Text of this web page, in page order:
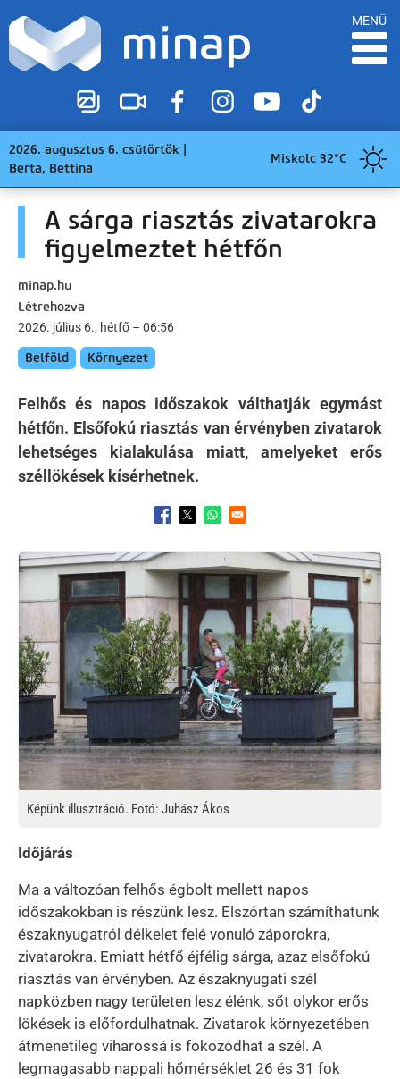
MENÜ
2026. augusztus 6. csütörtök |
Berta, Bettina
Miskolc 32°C
A sárga riasztás zivatarokra
figyelmeztet hétfőn
minap.hu
Létrehozva
2026. július 6., hétfő – 06:56
Belföld Környezet
Felhős és napos időszakok válthatják egymást
hétfőn. Elsőfokú riasztás van érvényben zivatarok
lehetséges kialakulása miatt, amelyeket erős
széllökések kísérhetnek.
Opens in a new window
Opens in a new window
Opens in a new window
Kép
Képünk illusztráció. Fotó: Juhász Ákos
Időjárás
Ma a változóan felhős égbolt mellett napos
időszakokban is részünk lesz. Elszórtan számíthatunk
északnyugatról délkelet felé vonuló záporokra,
zivatarokra. Emiatt hétfő éjfélig sárga, azaz elsőfokú
riasztás van érvényben. Az északnyugati szél
napközben nagy területen lesz élénk, sőt olykor erős
lökések is előfordulhatnak. Zivatarok környezetében
átmenetileg viharossá is fokozódhat a szél. A
legmagasabb nappali hőmérséklet 26 és 31 fok